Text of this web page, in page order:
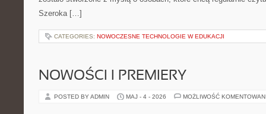
Szeroka […]
CATEGORIES: NOWOCZESNE TECHNOLOGIE W EDUKACJI
NOWOŚCI I PREMIERY
POSTED BY ADMIN MAJ - 4 - 2026 MOŻLIWOŚĆ